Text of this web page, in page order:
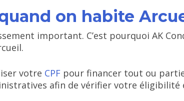
on habite
important. C’est pourquoi AK
votre CPFpour financer tout ou
afin de vérifier votre